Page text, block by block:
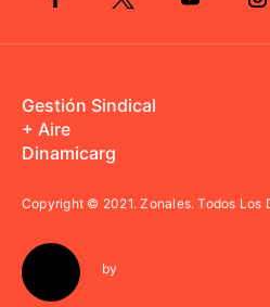
Gestión Sindical
+ Aire
Dinamicarg
Copyright © 2021.Zonales. Todos Los
by